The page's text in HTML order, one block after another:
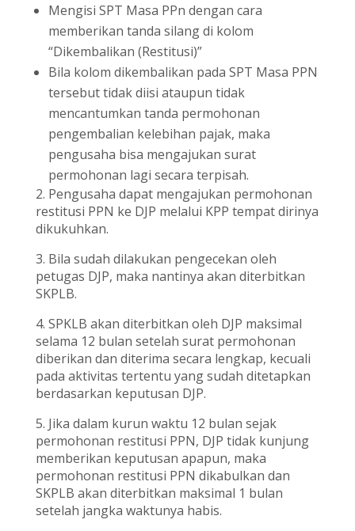
Mengisi SPT Masa PPn dengan cara
memberikan tanda silang di kolom
“Dikembalikan (Restitusi)”
Bila kolom dikembalikan pada SPT Masa PPN
tersebut tidak diisi ataupun tidak
mencantumkan tanda permohonan
pengembalian kelebihan pajak, maka
pengusaha bisa mengajukan surat
permohonan lagi secara terpisah.
2. Pengusaha dapat mengajukan permohonan
restitusi PPN ke DJP melalui KPP tempat dirinya
dikukuhkan.
3. Bila sudah dilakukan pengecekan oleh
petugas DJP, maka nantinya akan diterbitkan
SKPLB.
4. SPKLB akan diterbitkan oleh DJP maksimal
selama 12 bulan setelah surat permohonan
diberikan dan diterima secara lengkap, kecuali
pada aktivitas tertentu yang sudah ditetapkan
berdasarkan keputusan DJP.
5. Jika dalam kurun waktu 12 bulan sejak
permohonan restitusi PPN, DJP tidak kunjung
memberikan keputusan apapun, maka
permohonan restitusi PPN dikabulkan dan
SKPLB akan diterbitkan maksimal 1 bulan
setelah jangka waktunya habis.